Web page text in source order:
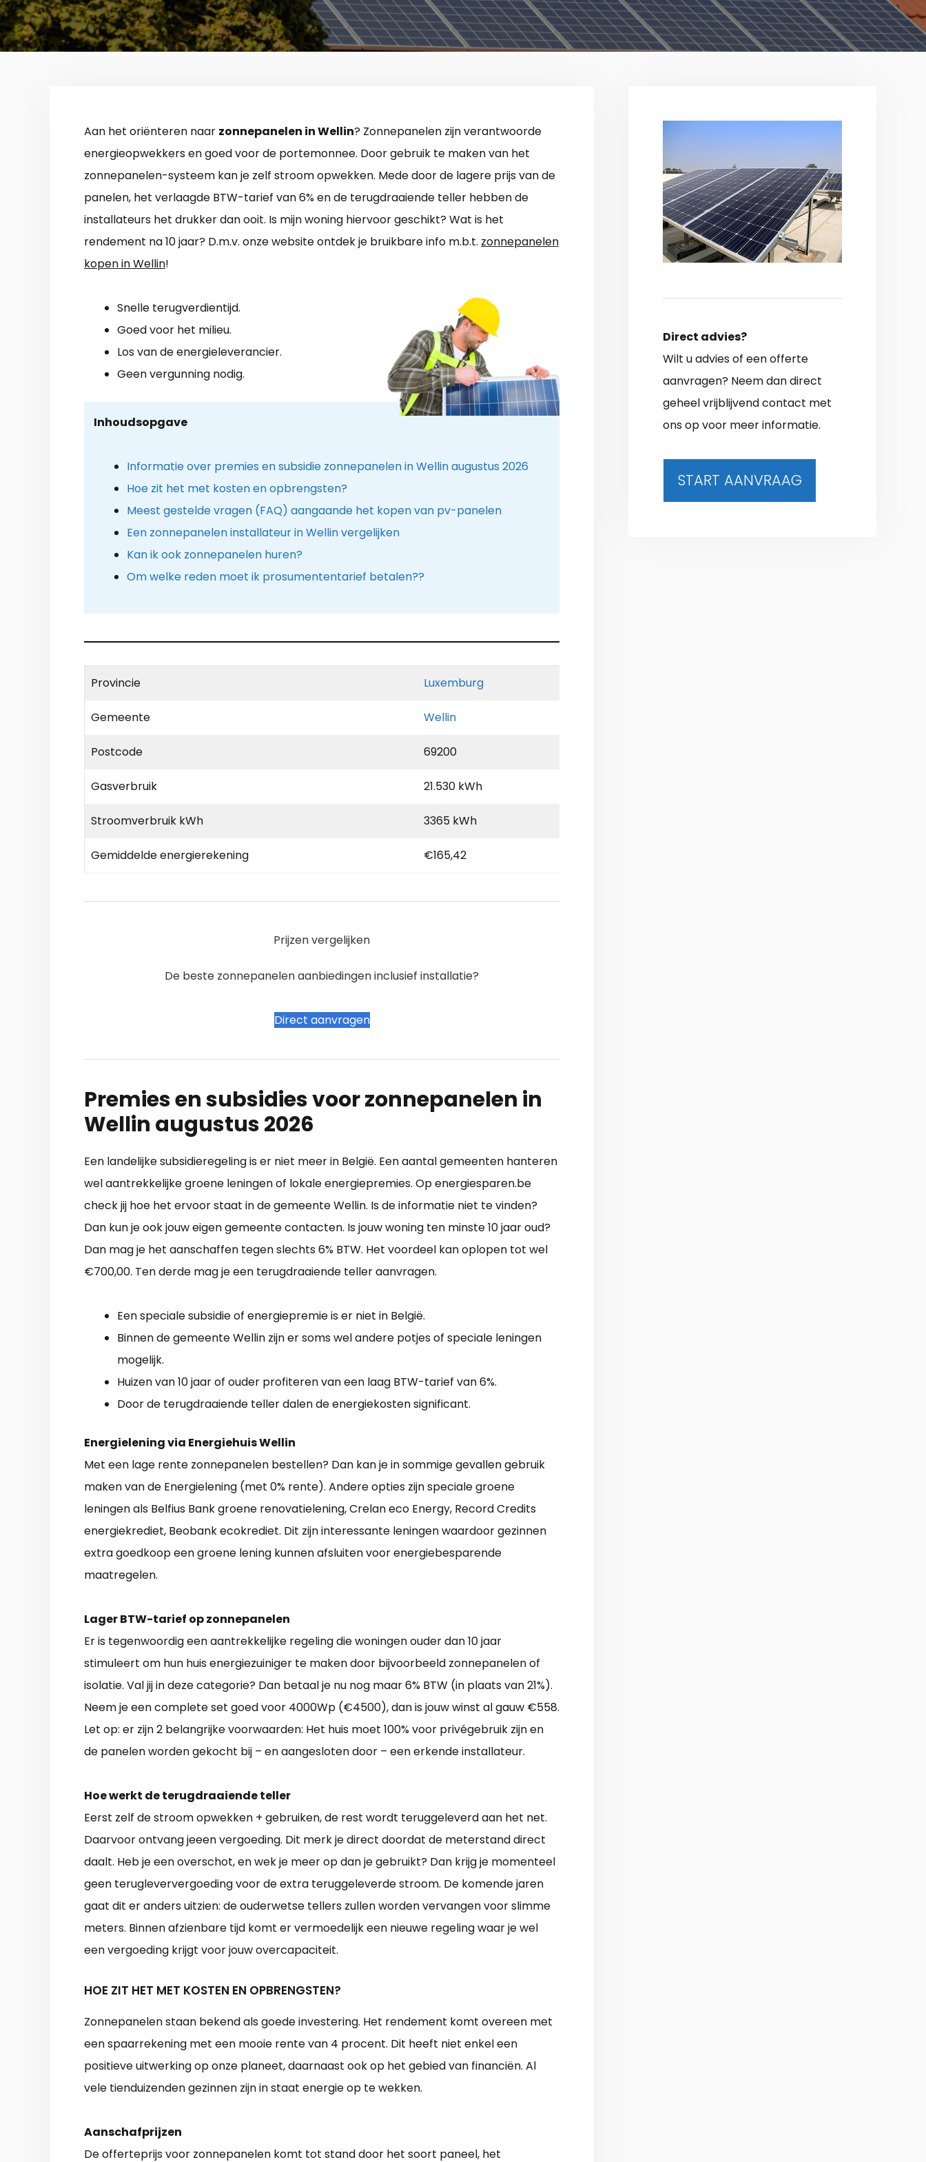
Aan het oriënteren naar zonnepanelen in Wellin? Zonnepanelen zijn verantwoorde
energieopwekkers en goed voor de portemonnee. Door gebruik te maken van het
zonnepanelen-systeem kan je zelf stroom opwekken. Mede door de lagere prijs van de
panelen, het verlaagde BTW-tarief van 6% en de terugdraaiende teller hebben de
installateurs het drukker dan ooit. Is mijn woning hiervoor geschikt? Wat is het
rendement na 10 jaar? D.m.v. onze website ontdek je bruikbare info m.b.t. zonnepanelen
kopen in Wellin!
Snelle terugverdientijd.
Goed voor het milieu.
Los van de energieleverancier.
Geen vergunning nodig.
Inhoudsopgave
Informatie over premies en subsidie zonnepanelen in Wellin augustus 2026
Hoe zit het met kosten en opbrengsten?
Meest gestelde vragen (FAQ) aangaande het kopen van pv-panelen
Een zonnepanelen installateur in Wellin vergelijken
Kan ik ook zonnepanelen huren?
Om welke reden moet ik prosumententarief betalen??
Provincie Luxemburg
Gemeente Wellin
Postcode 69200
Gasverbruik 21.530 kWh
Stroomverbruik kWh 3365 kWh
Gemiddelde energierekening €165,42
Prijzen vergelijken
De beste zonnepanelen aanbiedingen inclusief installatie?
Direct aanvragen
Premies en subsidies voor zonnepanelen in
Wellin augustus 2026
Een landelijke subsidieregeling is er niet meer in België. Een aantal gemeenten hanteren
wel aantrekkelijke groene leningen of lokale energiepremies. Op energiesparen.be
check jij hoe het ervoor staat in de gemeente Wellin. Is de informatie niet te vinden?
Dan kun je ook jouw eigen gemeente contacten. Is jouw woning ten minste 10 jaar oud?
Dan mag je het aanschaffen tegen slechts 6% BTW. Het voordeel kan oplopen tot wel
€700,00. Ten derde mag je een terugdraaiende teller aanvragen.
Een speciale subsidie of energiepremie is er niet in België.
Binnen de gemeente Wellin zijn er soms wel andere potjes of speciale leningen
mogelijk.
Huizen van 10 jaar of ouder profiteren van een laag BTW-tarief van 6%.
Door de terugdraaiende teller dalen de energiekosten significant.
Energielening via Energiehuis Wellin
Met een lage rente zonnepanelen bestellen? Dan kan je in sommige gevallen gebruik
maken van de Energielening (met 0% rente). Andere opties zijn speciale groene
leningen als Belfius Bank groene renovatielening, Crelan eco Energy, Record Credits
energiekrediet, Beobank ecokrediet. Dit zijn interessante leningen waardoor gezinnen
extra goedkoop een groene lening kunnen afsluiten voor energiebesparende
maatregelen.
Lager BTW-tarief op zonnepanelen
Er is tegenwoordig een aantrekkelijke regeling die woningen ouder dan 10 jaar
stimuleert om hun huis energiezuiniger te maken door bijvoorbeeld zonnepanelen of
isolatie. Val jij in deze categorie? Dan betaal je nu nog maar 6% BTW (in plaats van 21%).
Neem je een complete set goed voor 4000Wp (€4500), dan is jouw winst al gauw €558.
Let op: er zijn 2 belangrijke voorwaarden: Het huis moet 100% voor privégebruik zijn en
de panelen worden gekocht bij – en aangesloten door – een erkende installateur.
Hoe werkt de terugdraaiende teller
Eerst zelf de stroom opwekken + gebruiken, de rest wordt teruggeleverd aan het net.
Daarvoor ontvang jeeen vergoeding. Dit merk je direct doordat de meterstand direct
daalt. Heb je een overschot, en wek je meer op dan je gebruikt? Dan krijg je momenteel
geen terugleververgoeding voor de extra teruggeleverde stroom. De komende jaren
gaat dit er anders uitzien: de ouderwetse tellers zullen worden vervangen voor slimme
meters. Binnen afzienbare tijd komt er vermoedelijk een nieuwe regeling waar je wel
een vergoeding krijgt voor jouw overcapaciteit.
HOE ZIT HET MET KOSTEN EN OPBRENGSTEN?
Zonnepanelen staan bekend als goede investering. Het rendement komt overeen met
een spaarrekening met een mooie rente van 4 procent. Dit heeft niet enkel een
positieve uitwerking op onze planeet, daarnaast ook op het gebied van financiën. Al
vele tienduizenden gezinnen zijn in staat energie op te wekken.
Aanschafprijzen
De offerteprijs voor zonnepanelen komt tot stand door het soort paneel, het
Direct advies?
Wilt u advies of een offerte
aanvragen? Neem dan direct
geheel vrijblijvend contact met
ons op voor meer informatie.
START AANVRAAG